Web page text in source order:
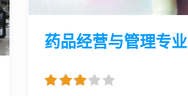
药品经营与管理专业